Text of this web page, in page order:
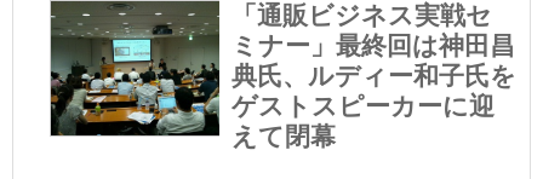
「通販ビジネス実戦セ
ミナー」最終回は神田昌
典氏、ルディー和子氏を
ゲストスピーカーに迎
えて閉幕